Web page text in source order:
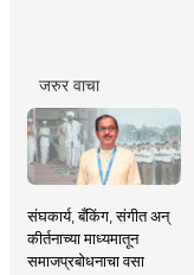
जरुर वाचा
संघकार्य, बँकिंग, संगीत अन्
कीर्तनाच्या माध्यमातून
समाजप्रबोधनाचा वसा